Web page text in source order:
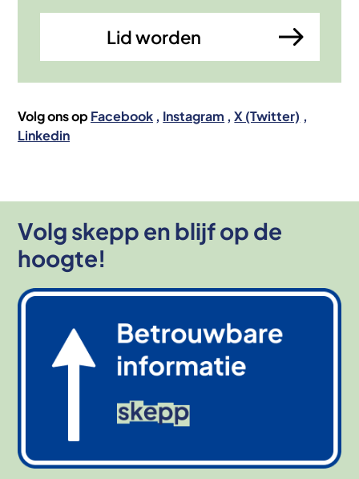
Lid worden
Volg ons op Facebook Instagram
X (Twitter)
Linkedin
Volg skepp en blijf op de
hoogte!
Afbeelding